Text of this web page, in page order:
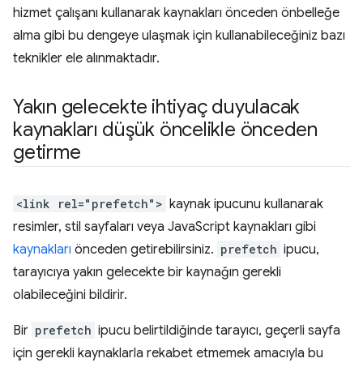
hizmet çalışanı kullanarak kaynakları önceden önbelleğe
alma gibi bu dengeye ulaşmak için kullanabileceğiniz bazı
teknikler ele alınmaktadır.
Yakın gelecekte ihtiyaç duyulacak
kaynakları düşük öncelikle önceden
getirme
<link rel="prefetch"> kaynak ipucunu kullanarak
resimler, stil sayfaları veya JavaScript kaynakları gibi
kaynakları önceden getirebilirsiniz. prefetch ipucu,
tarayıcıya yakın gelecekte bir kaynağın gerekli
olabileceğini bildirir.
Bir prefetch ipucu belirtildiğinde tarayıcı, geçerli sayfa
için gerekli kaynaklarla rekabet etmemek amacıyla bu